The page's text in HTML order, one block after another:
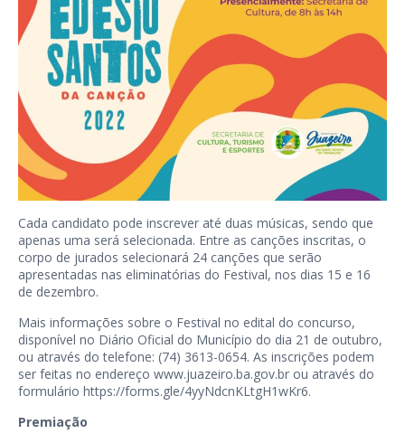
Cada candidato pode inscrever até duas músicas, sendo que
apenas uma será selecionada. Entre as canções inscritas, o
corpo de jurados selecionará 24 canções que serão
apresentadas nas eliminatórias do Festival, nos dias 15 e 16
de dezembro.
Mais informações sobre o Festival no edital do concurso,
disponível no Diário Oficial do Município do dia 21 de outubro,
ou através do telefone: (74) 3613-0654. As inscrições podem
ser feitas no endereço www.juazeiro.ba.gov.br ou através do
formulário https://forms.gle/4yyNdcnKLtgH1wKr6.
Premiação